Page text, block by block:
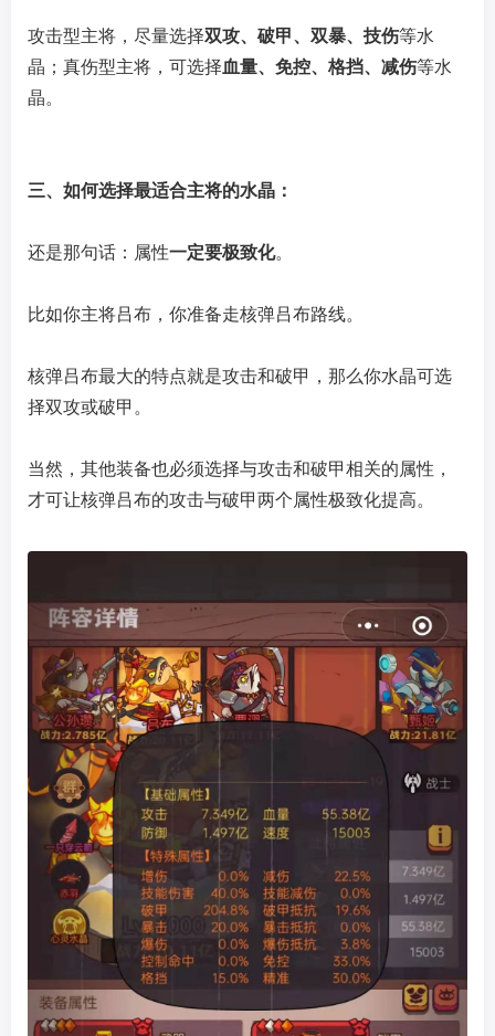
攻击型主将，尽量选择双攻、破甲、双暴、技伤等水
晶；真伤型主将，可选择血量、免控、格挡、减伤等水
晶。
三、如何选择最适合主将的水晶：
还是那句话：属性一定要极致化。
比如你主将吕布，你准备走核弹吕布路线。
核弹吕布最大的特点就是攻击和破甲，那么你水晶可选
择双攻或破甲。
当然，其他装备也必须选择与攻击和破甲相关的属性，
才可让核弹吕布的攻击与破甲两个属性极致化提高。